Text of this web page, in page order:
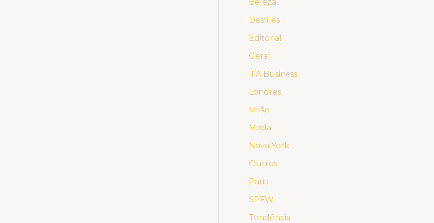
Beleza
Desfiles
Editorial
Geral
IFA Business
Londres
Milão
Moda
Nova York
Outros
Paris
SPFW
Tendência